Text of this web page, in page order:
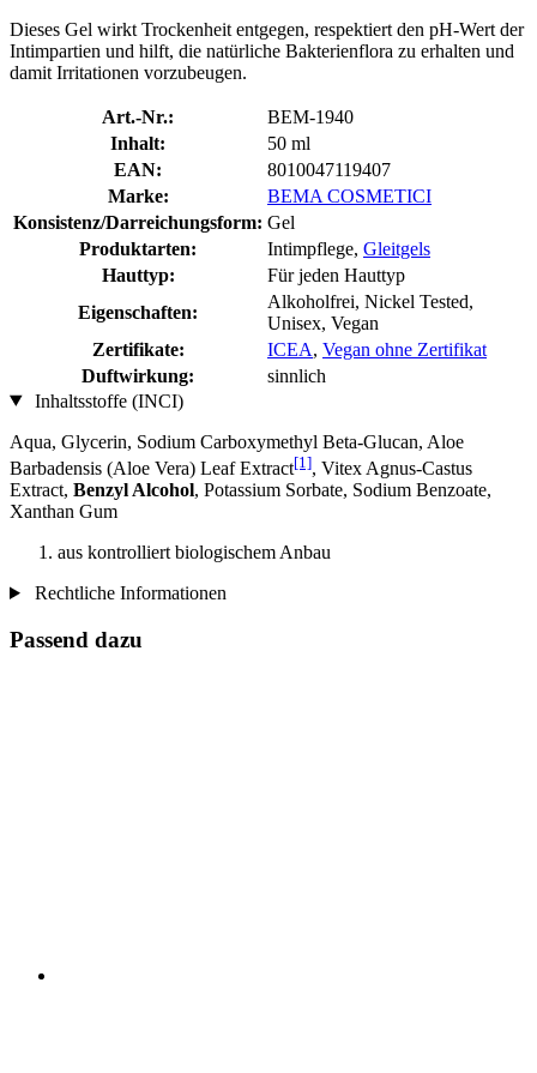
Dieses Gel wirkt Trockenheit entgegen, respektiert den pH-Wert der
Intimpartien und hilft, die natürliche Bakterienflora zu erhalten und
damit Irritationen vorzubeugen.
Art.-Nr.:
BEM-1940
Inhalt:
50 ml
EAN:
8010047119407
Marke:
BEMA COSMETICI
Konsistenz/Darreichungsform: Gel
Produktarten:
Intimpflege, Gleitgels
Hauttyp:
Für jeden Hauttyp
Eigenschaften:
Alkoholfrei, Nickel Tested,
Unisex, Vegan
Zertifikate:
ICEA, Vegan ohne Zertifikat
Duftwirkung:
sinnlich
Inhaltsstoffe (INCI)
Aqua, Glycerin, Sodium Carboxymethyl Beta-Glucan, Aloe
Barbadensis (Aloe Vera) Leaf Extract[1], Vitex Agnus-Castus
Extract, Benzyl Alcohol, Potassium Sorbate, Sodium Benzoate,
Xanthan Gum
aus kontrolliert biologischem Anbau
Rechtliche Informationen
Passend dazu